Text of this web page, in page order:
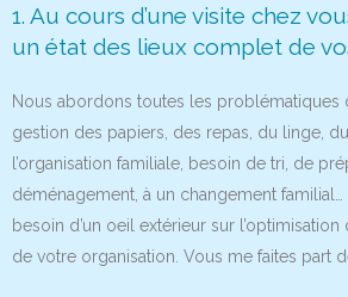
1. Au cours d’une visite chez
un état des lieux complet de
Nous abordons toutes les problématiques
gestion des papiers, des repas, du linge,
l’organisation familiale, besoin de tri, de
déménagement, à un changement
besoin d’un oeil extérieur sur
de votre organisation. Vous me faites part